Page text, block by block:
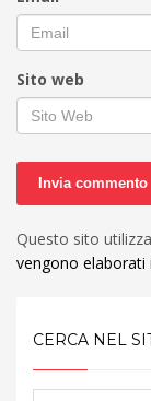
Sito web
Questo sito
vengono
CERCA NEL